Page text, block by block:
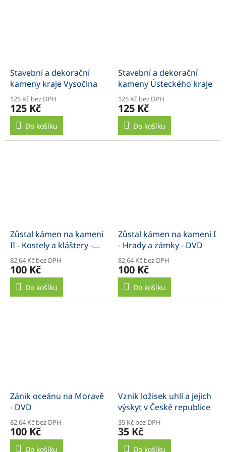
Stavební a dekorační
kameny kraje Vysočina
125 Kč bez DPH
125 Kč
Do košíku
Stavební a dekorační
kameny Ústeckého kraje
125 Kč bez DPH
125 Kč
Do košíku
Zůstal kámen na kameni
II - Kostely a kláštery -
DVD
82,64 Kč bez DPH
100 Kč
Do košíku
Zůstal kámen na kameni I
- Hrady a zámky - DVD
82,64 Kč bez DPH
100 Kč
Do košíku
Zánik oceánu na Moravě
- DVD
82,64 Kč bez DPH
100 Kč
Do košíku
Vznik ložisek uhlí a jejich
výskyt v České republice
35 Kč bez DPH
35 Kč
Do košíku